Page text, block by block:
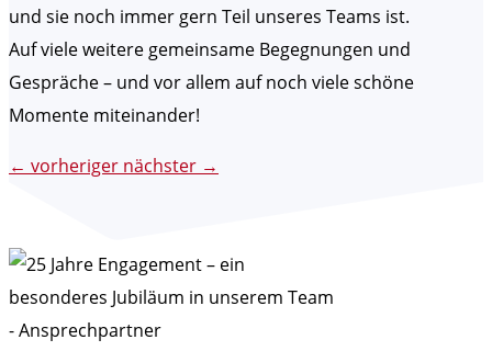
und sie noch immer gern Teil unseres Teams ist.
Auf viele weitere gemeinsame Begegnungen und
Gespräche – und vor allem auf noch viele schöne
Momente miteinander!
← vorheriger nächster →